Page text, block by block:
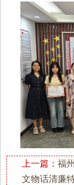
上一篇： 福
文物话清廉